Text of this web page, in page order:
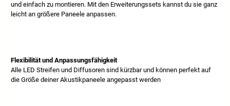
und einfach zu montieren. Mit den Erweiterungssets kannst du sie ganz
leicht an größere Paneele anpassen.
Flexibilität und Anpassungsfähigkeit
Alle LED Streifen und Diffusoren sind kürzbar und können perfekt auf
die Größe deiner Akustikpaneele angepasst werden